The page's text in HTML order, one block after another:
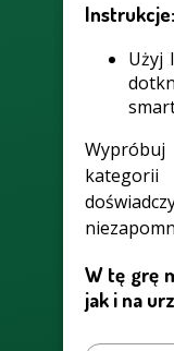
Instrukcje:
Użyj
W tę grę
jak i na